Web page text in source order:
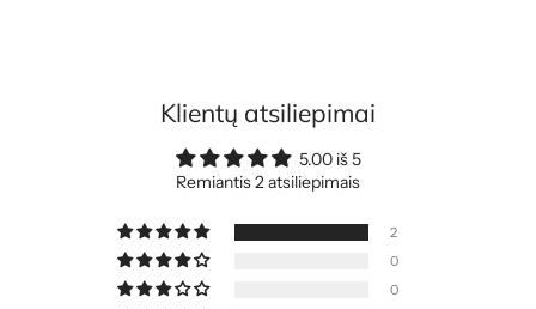
Klientų atsiliepimai
5.00 iš 5
Remiantis 2 atsiliepimais
2
0
0